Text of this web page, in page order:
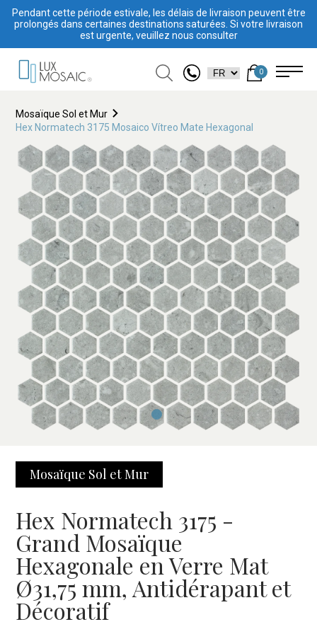
Pendant cette période estivale, les délais de livraison peuvent être
prolongés dans certaines destinations saturées. Si votre livraison
est urgente, veuillez nous consulter
0
Mosaïque Sol et Mur
Hex Normatech 3175 Mosaico Vítreo Mate Hexagonal
Mosaïque Sol et Mur
Hex Normatech 3175 -
Grand Mosaïque
Hexagonale en Verre Mat
Ø31,75 mm, Antidérapant et
Décoratif